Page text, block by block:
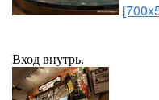
Вход внутрь.